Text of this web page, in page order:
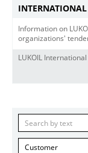
INTERNATIONAL
Information on
organizations'
LUKOIL
Customer